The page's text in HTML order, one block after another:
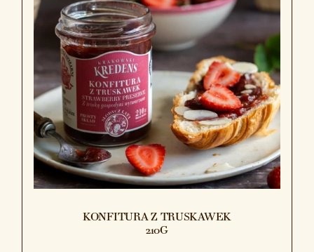
KONFITURA Z TRUSKAWEK
210G